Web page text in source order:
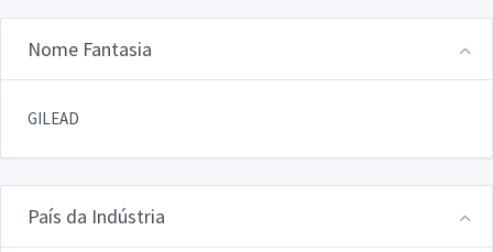
Nome Fantasia
GILEAD
País da Indústria